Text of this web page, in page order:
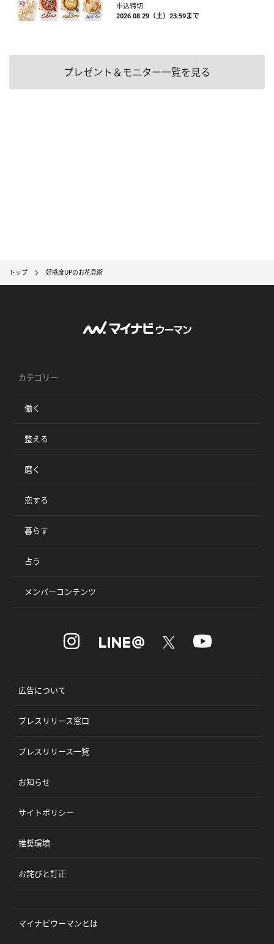
申込締切
2026.08.29（土）23:59まで
プレゼント＆モニター一覧を見る
トップ 好感度UPのお花見術
カテゴリー
働く
整える
磨く
恋する
暮らす
占う
メンバーコンテンツ
広告について
プレスリリース窓口
プレスリリース一覧
お知らせ
サイトポリシー
推奨環境
お詫びと訂正
マイナビウーマンとは